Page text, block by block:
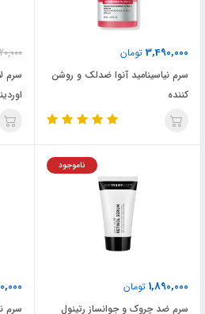
3,490,000 تومان
سرم نیاسینامید آنوا ضدلک و روشن
کننده
1,890,000 تومان
ناموجود
سرم ضد چروک و جوانساز رتینول
سرم